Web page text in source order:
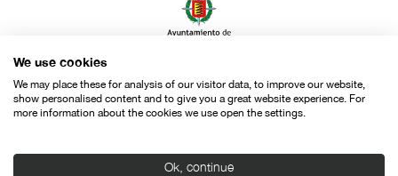
Con el apoyo de:
We use cookies
We may place these for analysis of our visitor data, to improve our website,
show personalised content and to give you a great website experience. For
more information about the cookies we use open the settings.
Ok, continue